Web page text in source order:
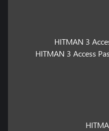
HITMAN 3
HITMAN 3 Access